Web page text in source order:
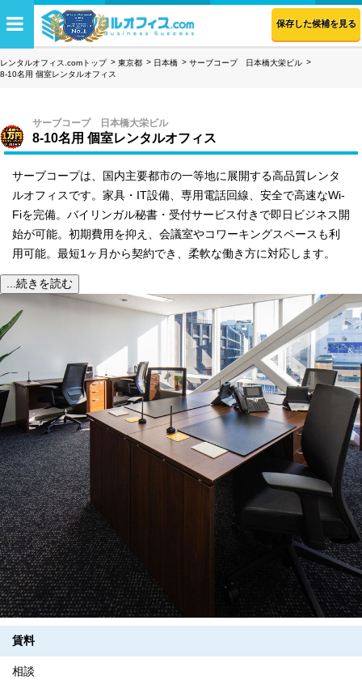
保存した候補を見る
レンタルオフィス.comトップ 東京都 日本橋
サーブコープ 日本橋大栄ビル
8-10名用 個室レンタルオフィス
サーブコープ 日本橋大栄ビル
8-10名用 個室レンタルオフィス
サーブコープは、国内主要都市の一等地に展開する高品質レンタ
ルオフィスです。家具・IT設備、専用電話回線、安全で高速なWi-
Fiを完備。バイリンガル秘書・受付サービス付きで即日ビジネス開
始が可能。初期費用を抑え、会議室やコワーキングスペースも利
用可能。最短1ヶ月から契約でき、柔軟な働き方に対応します。
...続きを読む
賃料
相談